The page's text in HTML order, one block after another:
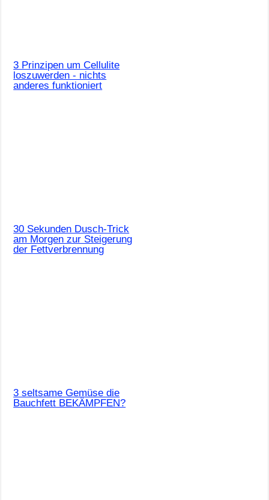
3 Prinzipen um Cellulite
loszuwerden - nichts
anderes funktioniert
30 Sekunden Dusch-Trick
am Morgen zur Steigerung
der Fettverbrennung
3 seltsame Gemüse die
Bauchfett BEKÄMPFEN?